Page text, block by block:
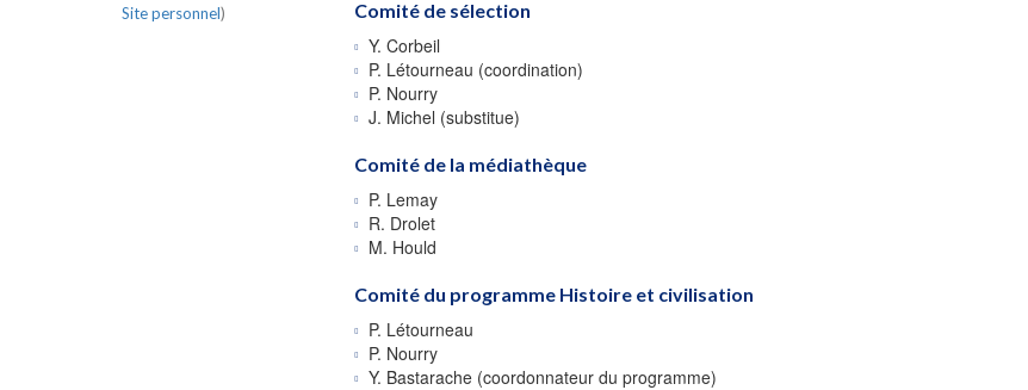
Site personnel) Comité de sélection
Y. Corbeil
P. Létourneau (coordination)
P. Nourry
J. Michel (substitue)
Comité de la médiathèque
P. Lemay
R. Drolet
M. Hould
Comité du programme Histoire et civilisation
P. Létourneau
P. Nourry
Y. Bastarache (coordonnateur du programme)